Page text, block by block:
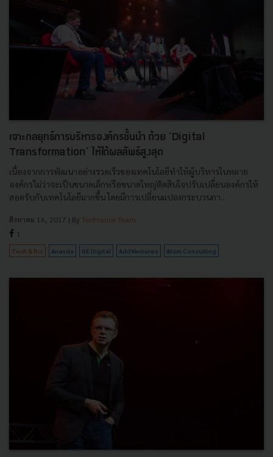
เจาะกลยุทธ์การบริหารองค์กรชั้นนำ ด้วย ‘Digital
Transformation’ ให้ได้ผลลัพธ์สูงสุด
เนื่องจากการพัฒนาอย่างรวดเร็วของเทคโนโลยีทำให้ผู้บริหารในหลาย
องค์กรไม่ว่าจะเป็นขนาดเล็กหรือขนาดใหญ่ตัดสินใจปรับเปลี่ยนองค์กรให้
สอดรับกับเทคโนโลยีมากขึ้น โดยมีการเปลี่ยนแปลงกระบวนกา...
สิงหาคม 16, 2017 | By Techsauce Team
1
Tech & Biz Ananda GE Digital AddVentures Atum Consulting